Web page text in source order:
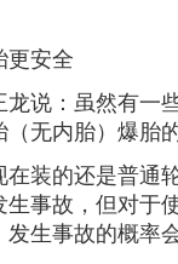
安全
：虽然有一
无内胎）爆胎
的还是普通
事故，但对于
发生事故的概率